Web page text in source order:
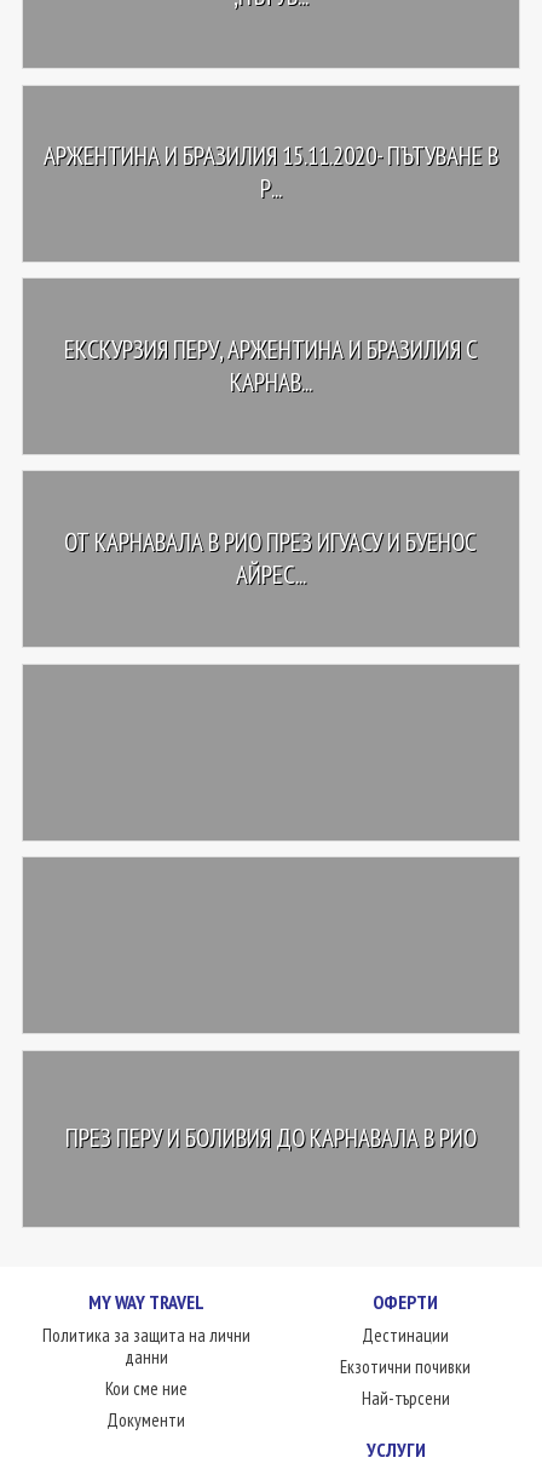
АРЖЕНТИНА И БРАЗИЛИЯ 15.11.2020- ПЪТУВАНЕ В
Р...
ЕКСКУРЗИЯ ПЕРУ, АРЖЕНТИНА И БРАЗИЛИЯ С
КАРНАВ...
ОТ КАРНАВАЛА В РИО ПРЕЗ ИГУАСУ И БУЕНОС
АЙРЕС...
ПРЕЗ ПЕРУ И БОЛИВИЯ ДО КАРНАВАЛА В РИО
MY WAY TRAVEL
Политика за защита на лични
данни
Кои сме ние
Документи
ОФЕРТИ
Дестинации
Екзотични почивки
Най-търсени
УСЛУГИ